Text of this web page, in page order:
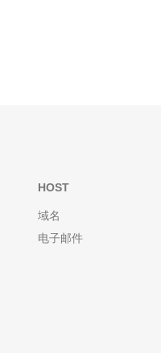
稳定。可以尝试使用有线
HOST
域名
电子邮件